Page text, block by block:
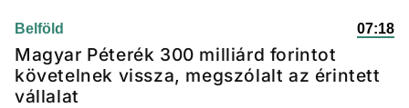
Belföld 07:18
Magyar Péterék 300 milliárd forintot
követelnek vissza, megszólalt az érintett
vállalat